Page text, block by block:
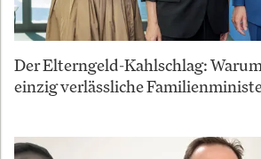
Der Elterngeld-Kahlschlag:
einzig verlässliche